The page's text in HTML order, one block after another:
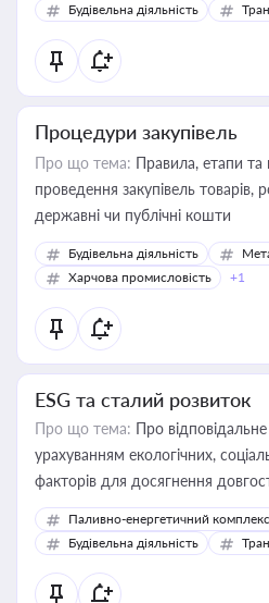
Будівельна діяльність
Процедури закупівель
Про що тема: Правила, етапи та
проведення закупівель товарів,
державні чи публічні кошти
Будівельна діяльність
Харчова промисловість
+1
ESG та сталий розвиток
Про що тема: Про
урахуванням екологічних,
факторів для досягнення
Паливно-енергетичний комплекс
Будівельна діяльність